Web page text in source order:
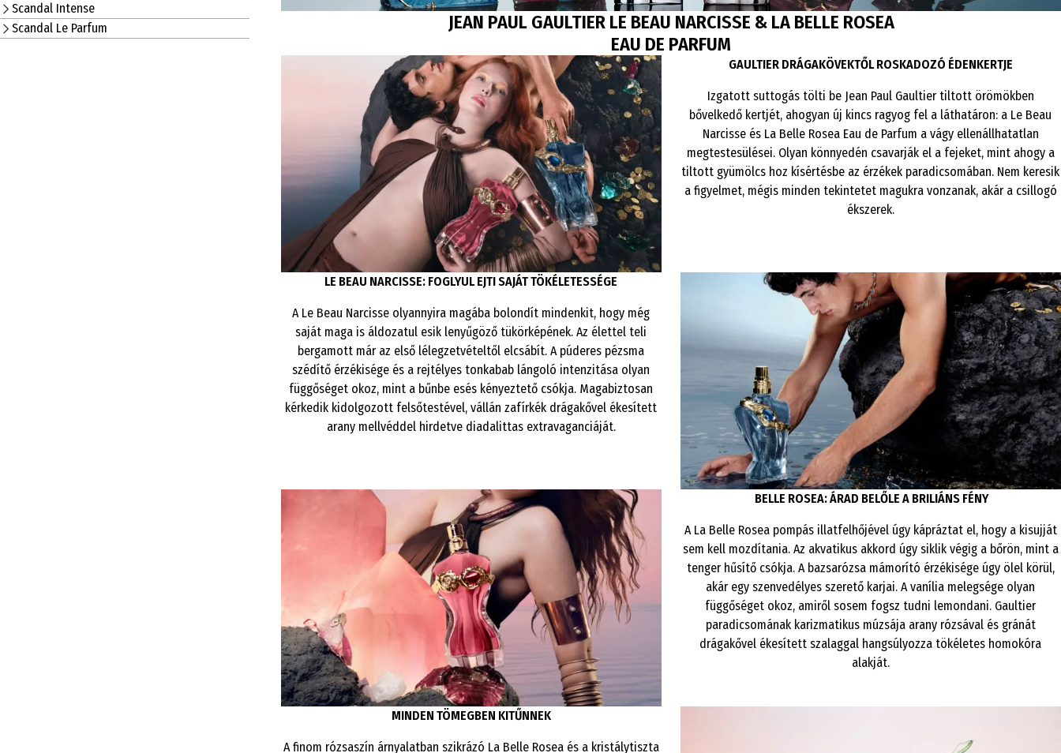
Scandal Intense
Scandal Le Parfum
JEAN PAUL GAULTIER LE BEAU NARCISSE & LA BELLE ROSEA
EAU DE PARFUM
GAULTIER DRÁGAKÖVEKTŐL ROSKADOZÓ ÉDENKERTJE
Izgatott suttogás tölti be Jean Paul Gaultier tiltott örömökben
bővelkedő kertjét, ahogyan új kincs ragyog fel a láthatáron: a Le Beau
Narcisse és La Belle Rosea Eau de Parfum a vágy ellenállhatatlan
megtestesülései. Olyan könnyedén csavarják el a fejeket, mint ahogy a
tiltott gyümölcs hoz kísértésbe az érzékek paradicsomában. Nem keresik
a figyelmet, mégis minden tekintetet magukra vonzanak, akár a csillogó
ékszerek.
LE BEAU NARCISSE: FOGLYUL EJTI SAJÁT TÖKÉLETESSÉGE
A Le Beau Narcisse olyannyira magába bolondít mindenkit, hogy még
saját maga is áldozatul esik lenyűgöző tükörképének. Az élettel teli
bergamott már az első lélegzetvételtől elcsábít. A púderes pézsma
szédítő érzékisége és a rejtélyes tonkabab lángoló intenzitása olyan
függőséget okoz, mint a bűnbe esés kényeztető csókja. Magabiztosan
kérkedik kidolgozott felsőtestével, vállán zafírkék drágakővel ékesített
arany mellvéddel hirdetve diadalittas extravaganciáját.
BELLE ROSEA: ÁRAD BELŐLE A BRILIÁNS FÉNY
A La Belle Rosea pompás illatfelhőjével úgy kápráztat el, hogy a kisujját
sem kell mozdítania. Az akvatikus akkord úgy siklik végig a bőrön, mint a
tenger hűsítő csókja. A bazsarózsa mámorító érzékisége úgy ölel körül,
akár egy szenvedélyes szerető karjai. A vanília melegsége olyan
függőséget okoz, amiről sosem fogsz tudni lemondani. Gaultier
paradicsomának karizmatikus múzsája arany rózsával és gránát
drágakővel ékesített szalaggal hangsúlyozza tökéletes homokóra
alakját.
MINDEN TÖMEGBEN KITŰNNEK
A finom rózsaszín árnyalatban szikrázó La Belle Rosea és a kristálytiszta